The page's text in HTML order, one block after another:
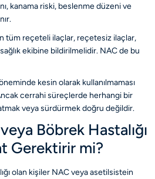
kanama riski, beslenme düzeni ve
tüm reçeteli ilaçlar, reçetesiz ilaçlar,
ekibine bildirilmelidir. NAC de bu
kesin olarak kullanılmaması
cerrahi süreçlerde herhangi bir
veya sürdürmek doğru değildir.
Böbrek Hastalığı
Gerektirir mi?
olan kişiler NAC veya asetilsistein